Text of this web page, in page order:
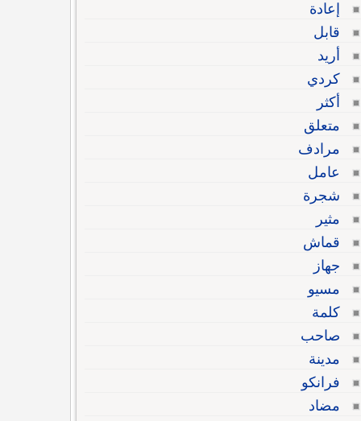
إعادة
قابل
أريد
كردي
أكثر
متعلق
مرادف
عامل
شجرة
مثير
قماش
جهاز
مسيو
كلمة
صاحب
مدينة
فرانكو
مضاد